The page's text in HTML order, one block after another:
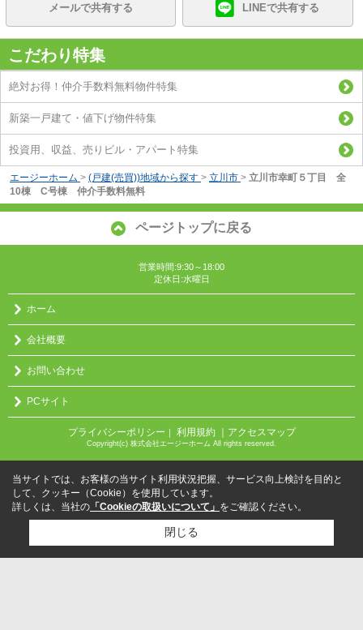
メールで共有する LINEで共有する
こだわり特集
絶対お得！仲介手数料無料物件特集
新築一戸建て・値下げ物件特集
投資用、収益、売りビル・アパート特集
エージーホーム > (戸建(売買))地域から探す > 立川市 > 立川市幸町５丁目 全
10棟 C号棟 仲介手数料無料
ページトップに戻る
営業時間:9:30～18:00
定休日:水曜日
ホーム
会社概要
お問い合わせ
PCサイト
プライバシーポリシー ｜ 利用規約 ｜アクセスマップ
Copyright(c) 株式会社エージーホーム All rights reserved.
当サイトでは、お客様の当サイト利用状況把握、サービス向上検討を目的と
して、クッキー（Cookie）を使用しています。
詳しくは、当社の 「Cookieの取扱いについて」 をご確認ください。
閉じる